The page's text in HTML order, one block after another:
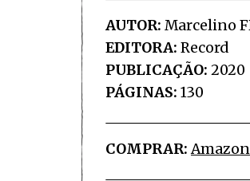
AUTOR: Marcelino
EDITORA: Record
PUBLICAÇÃO: 2020
PÁGINAS: 130
COMPRAR: Amazon